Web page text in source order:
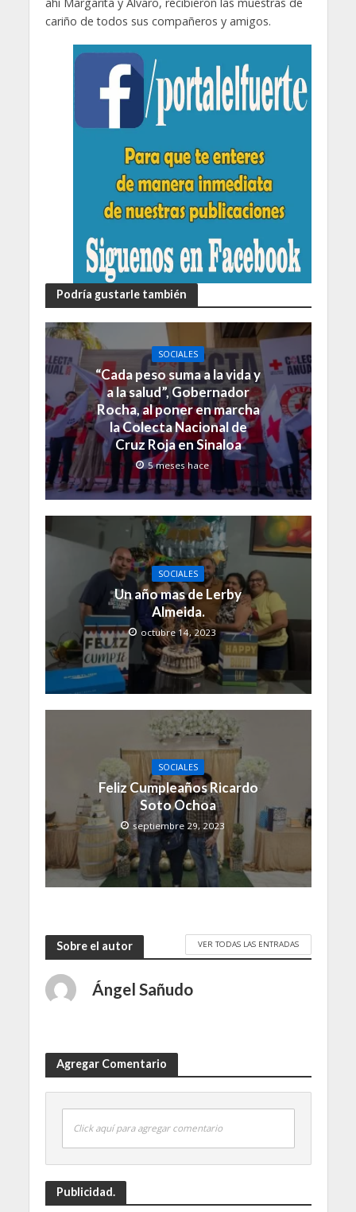
cariño de todos sus compañeros y amigos.
Podría gustarle también
SOCIALES
“Cada peso suma a la vida y
a la salud”, Gobernador
Rocha, al poner en marcha
la Colecta Nacional de
Cruz Roja en Sinaloa
5 meses hace
SOCIALES
Un año mas de Lerby
Almeida.
octubre 14, 2023
SOCIALES
Feliz Cumpleaños Ricardo
Soto Ochoa
septiembre 29, 2023
Sobre el autor VER TODAS LAS ENTRADAS
Ángel Sañudo
Agregar Comentario
Click aquí para agregar comentario
Publicidad.